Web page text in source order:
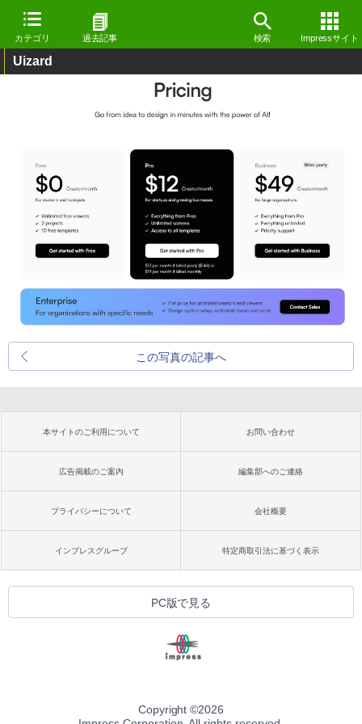
カテゴリ 過去記事 検索 Impressサイト
Uizard
この写真の記事へ
本サイトのご利用について お問い合わせ
広告掲載のご案内 編集部へのご連絡
プライバシーについて 会社概要
インプレスグループ 特定商取引法に基づく表示
PC版で見る
Copyright ©2026